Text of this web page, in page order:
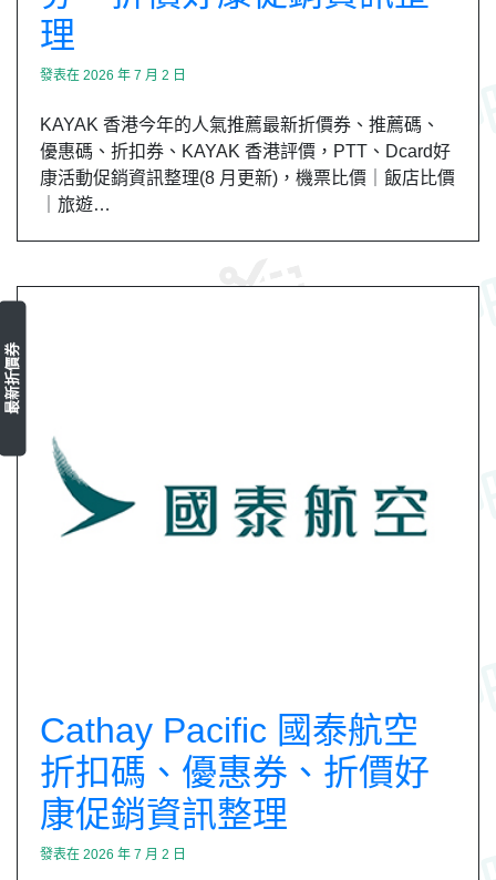
理
發表在 2026 年 7 月 2 日
KAYAK 香港今年的人氣推薦最新折價券、推薦碼、
優惠碼、折扣券、KAYAK 香港評價，PTT、Dcard好
康活動促銷資訊整理(8 月更新)，機票比價｜飯店比價
｜旅遊…
最新折價券
Cathay Pacific 國泰航空
折扣碼、優惠券、折價好
康促銷資訊整理
發表在 2026 年 7 月 2 日